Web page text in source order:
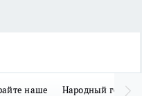
наше Народный герой